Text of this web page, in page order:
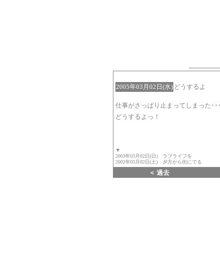
2005年03月02日(水) どうするよ
仕事がさっぱり止まってしまった･･
どうするよっ！
▼
2003年03月02日(日) ラブライフを
2002年03月02日(土) 夕方から街にでる
＜ 過去